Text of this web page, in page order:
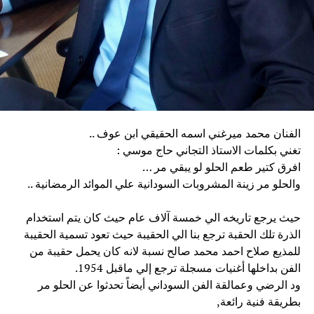
الفنان محمد ميرغني اسمه الحقيقي ابن عوف ..
تغني بكلمات الاستاذ التجاني حاج موسي :
افرق كتير طعم الحلو لو يبقي مر …
والحلو مر زينة المشروبات السودانية علي الموائد الرمضانية ..
حيث يرجع تاريخه الي خمسة آلاف عام حيث كان يتم استخدام
الذرة تلك الحقبة ترجع بنا الي الحقيبة حيث تعود تسمية الحقيبة
للمذيع صلاح احمد محمد صالح نسبة لانه كان يحمل حقيبة من
الفن بداخلها أغنيات مسجلة ترجع إلي ماقبل 1954.
ود الرضي وعمالقة الفن السوداني أيضاً تحدثوا عن الحلو مر
بطريقة فنية رائعة,